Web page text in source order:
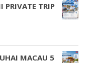
PRIVATE TRIP
MACAU 5